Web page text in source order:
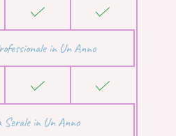
in Un Anno
Serale in Un Anno